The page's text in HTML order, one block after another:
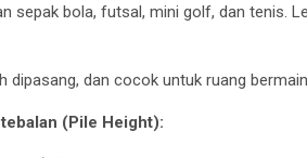
sepak bola, futsal, mini golf, dan tenis.
dipasang, dan cocok untuk ruang
(Pile Height):